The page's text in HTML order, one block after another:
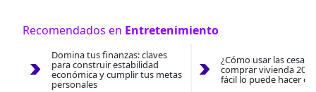
Recomendados en Entretenimiento
Domina tus finanzas: claves
para construir estabilidad
económica y cumplir tus metas
personales
¿Cómo usar las
comprar vivienda
fácil lo puede hacer